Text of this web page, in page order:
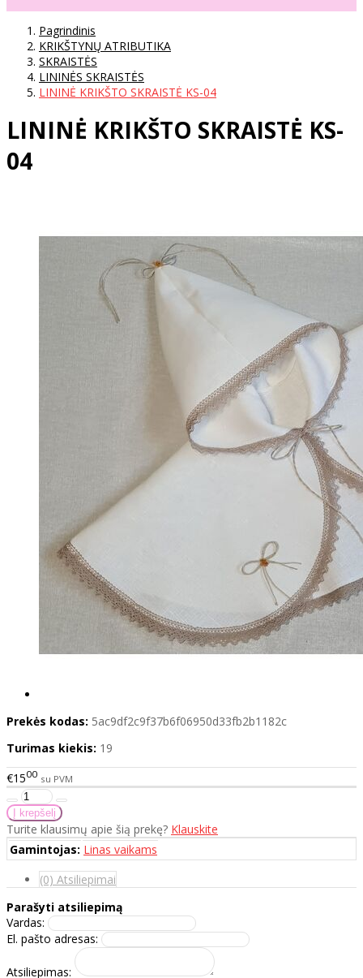
Pagrindinis
KRIKŠTYNŲ ATRIBUTIKA
SKRAISTĖS
LININĖS SKRAISTĖS
LININĖ KRIKŠTO SKRAISTĖ KS-04
LININĖ KRIKŠTO SKRAISTĖ KS-
04
Prekės kodas: 5ac9df2c9f37b6f06950d33fb2b1182c
Turimas kiekis: 19
€1500 su PVM
Turite klausimų apie šią prekę? Klauskite
Gamintojas: Linas vaikams
(0) Atsiliepimai
Parašyti atsiliepimą
Vardas:
El. pašto adresas:
Atsiliepimas: